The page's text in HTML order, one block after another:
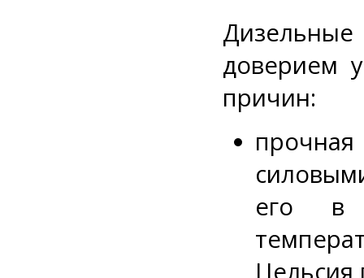
доверием
причин:
его в